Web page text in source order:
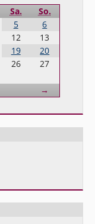
Sa. So.
Vorwärts
→
5
6
12
13
19
20
26
27